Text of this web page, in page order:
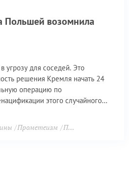
Польшей возомнила
угрозу для соседей. Это
решения Кремля начать 24
операцию по
этого случайного
Прометеизм Причины СВО